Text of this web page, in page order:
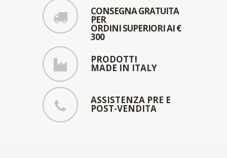
CONSEGNA GRATUITA
PER
ORDINI SUPERIORI AI €
300
PRODOTTI
MADE IN ITALY
ASSISTENZA PRE E
POST-VENDITA